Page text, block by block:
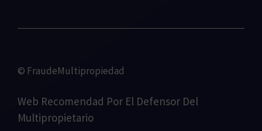
© FraudeMultipropiedad
Web Recomendad Por El Defensor Del
Multipropietario